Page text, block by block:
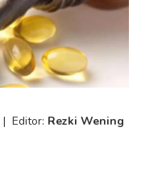
| Editor: Rezki Wening